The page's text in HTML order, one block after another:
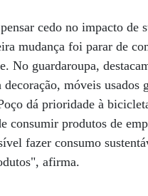
cedo no impacto de
mudança foi parar de
No guardaroupa,
móveis usados
dá prioridade à
consumir produtos de
fazer consumo
afirma.